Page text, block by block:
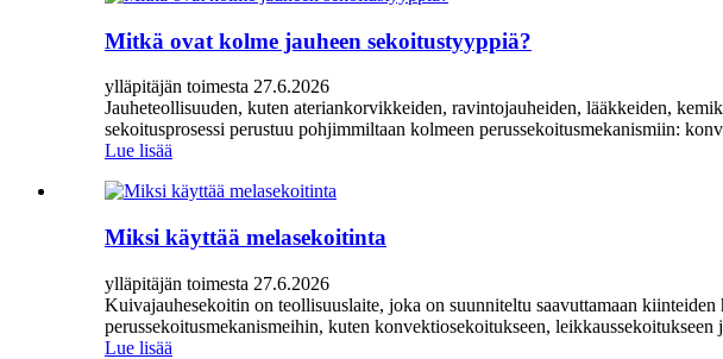
Mitkä ovat kolme jauheen sekoitustyyppiä?
ylläpitäjän toimesta 27.6.2026
Jauheteollisuuden, kuten ateriankorvikkeiden, ravintojauheiden, lääkkeiden,
sekoitusprosessi perustuu pohjimmiltaan kolmeen perussekoitusmekanismiin:
Lue lisää
Miksi käyttää melasekoitinta
ylläpitäjän toimesta 27.6.2026
Kuivajauhesekoitin on teollisuuslaite, joka on suunniteltu saavuttamaan
perussekoitusmekanismeihin, kuten konvektiosekoitukseen,
Lue lisää